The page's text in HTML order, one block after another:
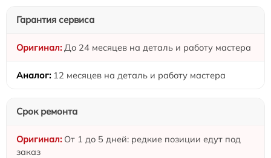
Гарантия сервиса
До 24 месяцев на деталь и работу мастера
12 месяцев на деталь и работу мастера
Срок ремонта
От 1 до 5 дней: редкие позиции едут под
заказ